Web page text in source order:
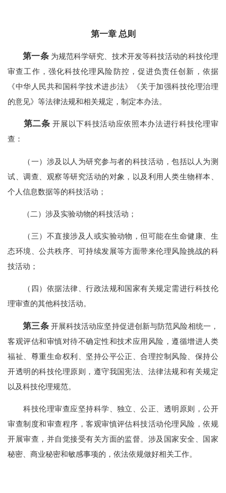
第一章 总则
第一条为规范科学研究、技术开发等科技活动的科技伦理
审查工作，强化科技伦理风险防控，促进负责任创新，依据
《中华人民共和国科学技术进步法》《关于加强科技伦理治理
的意见》等法律法规和相关规定，制定本办法。
第二条 开展以下科技活动应依照本办法进行科技伦理审
查：
（一）涉及以人为研究参与者的科技活动，包括以人为测
试、调查、观察等研究活动的对象，以及利用人类生物样本、
个人信息数据等的科技活动；
（二）涉及实验动物的科技活动；
（三）不直接涉及人或实验动物，但可能在生命健康、生
态环境、公共秩序、可持续发展等方面带来伦理风险挑战的科
技活动；
（四）依据法律、行政法规和国家有关规定需进行科技伦
理审查的其他科技活动。
第三条开展科技活动应坚持促进创新与防范风险相统一，
客观评估和审慎对待不确定性和技术应用风险，遵循增进人类
福祉、尊重生命权利、坚持公平公正、合理控制风险、保持公
开透明的科技伦理原则，遵守我国宪法、法律法规和有关规定
以及科技伦理规范。
科技伦理审查应坚持科学、独立、公正、透明原则，公开
审查制度和审查程序，客观审慎评估科技活动伦理风险，依规
开展审查，并自觉接受有关方面的监督。涉及国家安全、国家
秘密、商业秘密和敏感事项的，依法依规做好相关工作。